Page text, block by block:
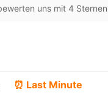
uns mit 4 Sternen
⏰ Last Minute